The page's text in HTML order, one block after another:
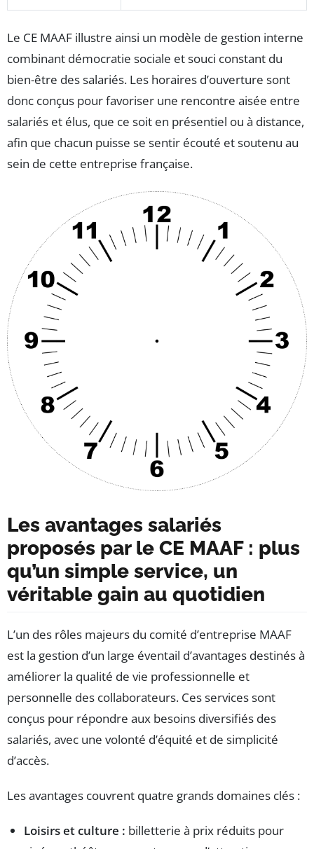
Le CE MAAF illustre ainsi un modèle de gestion interne
combinant démocratie sociale et souci constant du
bien-être des salariés. Les horaires d’ouverture sont
donc conçus pour favoriser une rencontre aisée entre
salariés et élus, que ce soit en présentiel ou à distance,
afin que chacun puisse se sentir écouté et soutenu au
sein de cette entreprise française.
Les avantages salariés
proposés par le CE MAAF : plus
qu’un simple service, un
véritable gain au quotidien
L’un des rôles majeurs du comité d’entreprise MAAF
est la gestion d’un large éventail d’avantages destinés à
améliorer la qualité de vie professionnelle et
personnelle des collaborateurs. Ces services sont
conçus pour répondre aux besoins diversifiés des
salariés, avec une volonté d’équité et de simplicité
d’accès.
Les avantages couvrent quatre grands domaines clés :
Loisirs et culture : billetterie à prix réduits pour